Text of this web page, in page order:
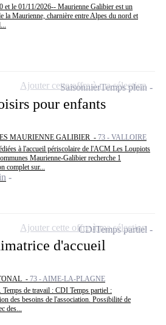
et le 01/11/2026-- Maurienne Galibier est un
la Maurienne, charnière entre Alpes du nord et
pour enfants
MAURIENNE GALIBIER - 73 - VALLOIRE
à l'accueil périscolaire de l'ACM Les Loupiots
Maurienne-Galibier recherche 1
complet sur...
SaisonnierTemps plein
Ajouter cette offre à ma sélection
d'accueil
- 73 - AIME-LA-PLAGNE
Temps de travail : CDI Temps partiel :
des besoins de l'association. Possibilité de
des...
CDITemps partiel
Ajouter cette offre à ma sélection